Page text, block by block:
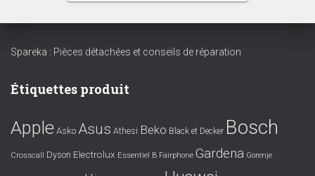
Spareka : Pièces détachées et conseils de réparation
Étiquettes produit
Apple Asko Asus Athesi Beko Black et Decker Bosch
Crosscall Dyson Electrolux Essentiel B Fairphone Gardena Gorenje